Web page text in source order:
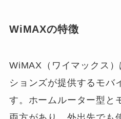
WiMAXの特徴
WiMAX（ワイマックス
ションズが提供するモバ
す。ホームルーター型と